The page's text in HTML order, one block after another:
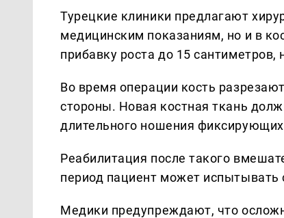
Турецкие клиники предлагают
медицинским показаниям, но и в
прибавку роста до 15
Во время операции кость
стороны. Новая костная ткань
длительного ношения
Реабилитация после такого
период пациент может
Медики предупреждают, что